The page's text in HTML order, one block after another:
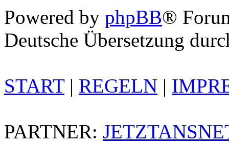
Powered by phpBB®
Deutsche Übersetzung
START| REGELN |
PARTNER: